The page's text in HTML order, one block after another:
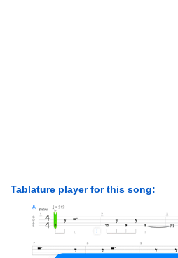
Tablature player for this song: